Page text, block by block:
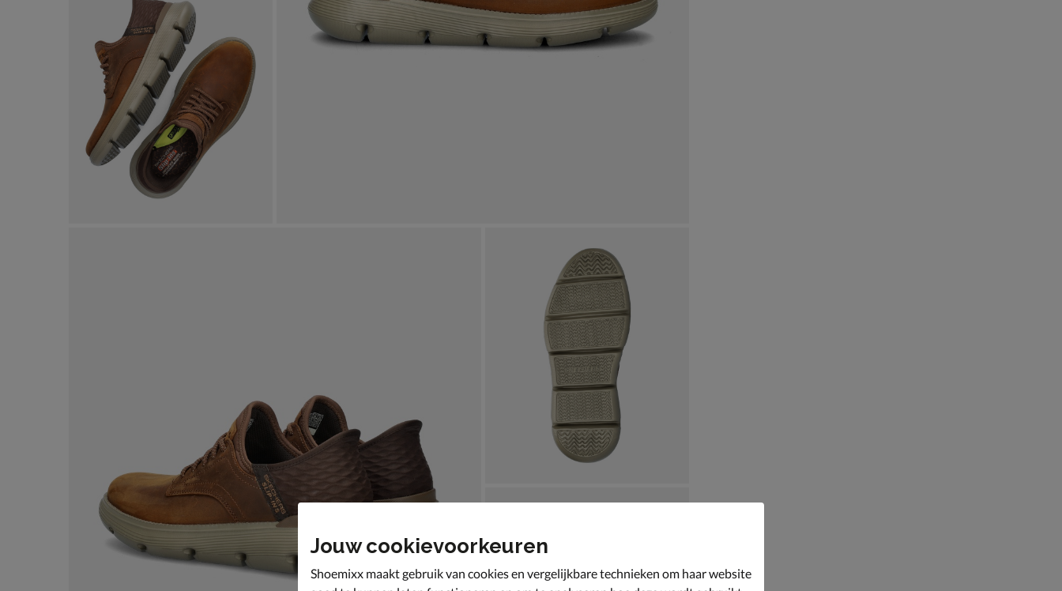
Jouw cookievoorkeuren
Shoemixx maakt gebruik van cookies en vergelijkbare technieken om haar website